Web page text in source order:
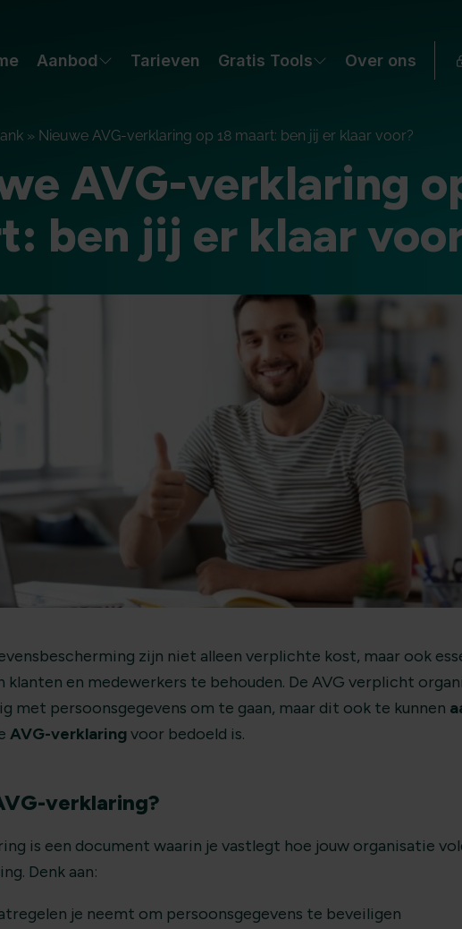
Aanbod Tarieven Gratis Tools Over ons
» Nieuwe AVG-verklaring op 18 maart: ben jij er klaar voor?
AVG-verklaring
ben jij er klaar
zijn niet alleen verplichte kost, maar ook
klanten en medewerkers te behouden. De AVG verplicht
met persoonsgegevens om te gaan, maar dit ook te kunnen
AVG-verklaringvoor bedoeld is.
verklaring?
is een document waarin je vastlegt hoe jouw organisatie
Denk aan:
je neemt om persoonsgegevens te beveiligen